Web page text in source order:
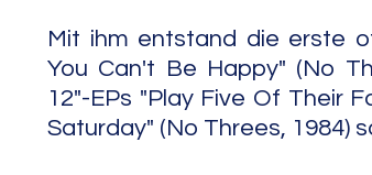
Soul Jazz
Mit ihm entstand die erste
You Can't Be Happy" (No
12"-EPs "Play Five Of Their
Saturday" (No Threes, 1984)